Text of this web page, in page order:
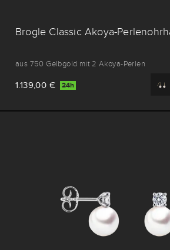
Brogle Classic Akoya-
aus 750 Gelbgold mit 2 Akoya-Perlen
1.139,00 € 24h